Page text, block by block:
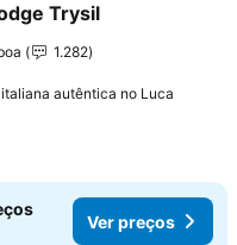
aos favoritos
Trysil
1.282
autêntica no Luca
Ver preços